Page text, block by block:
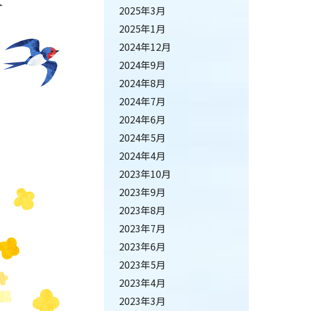
2025年3月
2025年1月
2024年12月
2024年9月
2024年8月
2024年7月
2024年6月
2024年5月
2024年4月
2023年10月
2023年9月
2023年8月
2023年7月
2023年6月
2023年5月
2023年4月
2023年3月